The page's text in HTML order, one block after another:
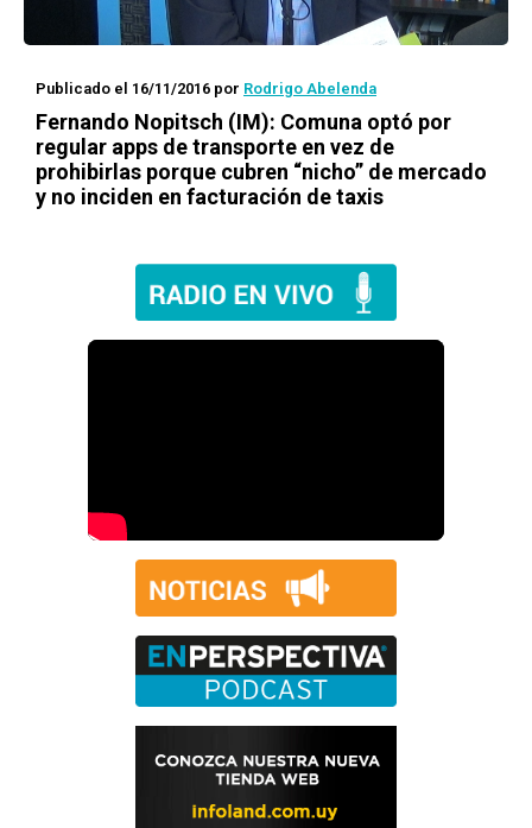
Publicado el 16/11/2016 por Rodrigo Abelenda
Fernando Nopitsch (IM): Comuna optó por
regular apps de transporte en vez de
prohibirlas porque cubren “nicho” de mercado
y no inciden en facturación de taxis